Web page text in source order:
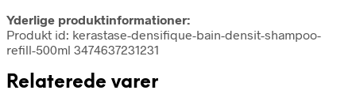
Yderlige produktinformationer:
Produkt id: kerastase-densifique-bain-densit-shampoo-
refill-500ml 3474637231231
Relaterede varer